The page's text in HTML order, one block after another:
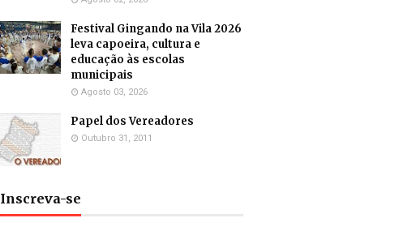
Festival Gingando na Vila 2026
leva capoeira, cultura e
educação às escolas
municipais
Agosto 03, 2026
Papel dos Vereadores
Outubro 31, 2011
Inscreva-se